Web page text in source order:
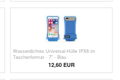
Wasserdichtes Universal-Hülle IPX8 im
Taschenformat - 7" - Blau
12,60 EUR